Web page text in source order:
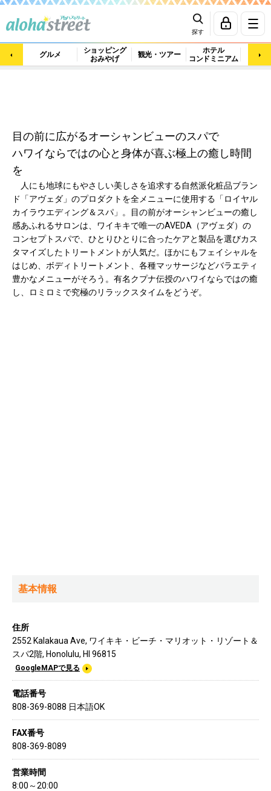
探す
グルメ
ショッピング
おみやげ
観光・ツアー
ホテル
コンドミニアム
マッ
目の前に広がるオーシャンビューのスパで
ハワイならではの心と身体が喜ぶ極上の癒し時間
を
人にも地球にもやさしい美しさを追求する自然派化粧品ブラン
ド「アヴェダ」のプロダクトを全メニューに使用する「ロイヤル
カイラウエディング＆スパ」。目の前がオーシャンビューの癒し
感あふれるサロンは、ワイキキで唯一のAVEDA（アヴェダ）の
コンセプトスパで、ひとりひとりに合ったケアと製品を選びカス
タマイズしたトリートメントが人気だ。ほかにもフェイシャルを
はじめ、ボディトリートメント、各種マッサージなどバラエティ
豊かなメニューがそろう。有名クプナ伝授のハワイならではの癒
し、ロミロミで究極のリラックスタイムをどうぞ。
基本情報
住所
2552 Kalakaua Ave, ワイキキ・ビーチ・マリオット・リゾート＆
スパ2階, Honolulu, HI 96815
GoogleMAPで見る
電話番号
808-369-8088 日本語OK
FAX番号
808-369-8089
営業時間
8:00～20:00